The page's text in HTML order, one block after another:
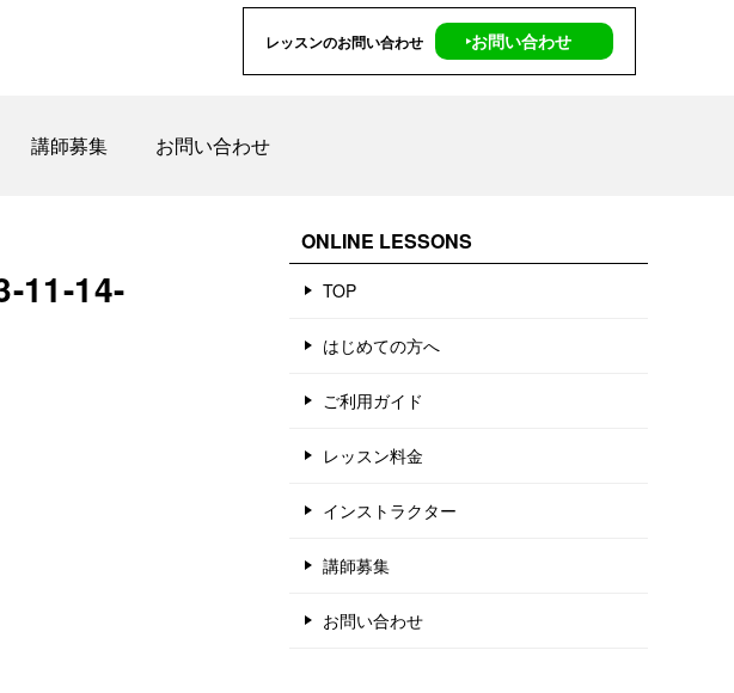
レッスンのお問い合わせ ‣お問い合わせ
講師募集 お問い合わせ
11-14-
ONLINE LESSONS
TOP
はじめての方へ
ご利用ガイド
レッスン料金
インストラクター
講師募集
お問い合わせ